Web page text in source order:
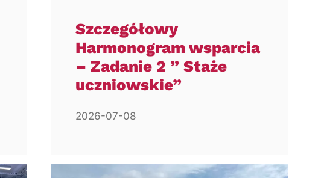
Szczegółowy
Harmonogram wsparcia
– Zadanie 2 ” Staże
uczniowskie”
2026-07-08